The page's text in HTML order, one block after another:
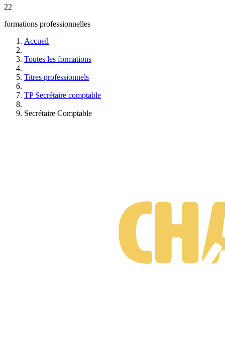
Que vous soyez diplômé ou salarié, nous vous accompagnerons tout
au long de votre parcours de formation.
22
formations professionnelles
Accueil
Toutes les formations
Titres professionnels
TP Secrétaire comptable
Secrétaire Comptable